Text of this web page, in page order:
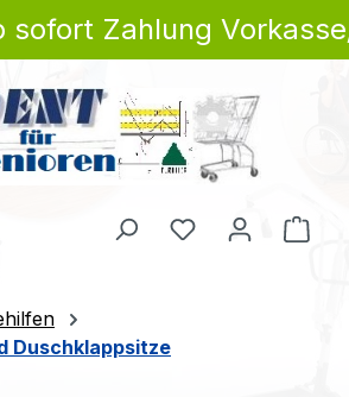
Zahlung Vorkasse/
Du hast 0
Duschklappsitze